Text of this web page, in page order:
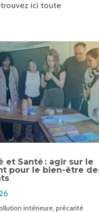
ici toute
et Santé : agir sur le
pour le bien-être
intérieure, précarité